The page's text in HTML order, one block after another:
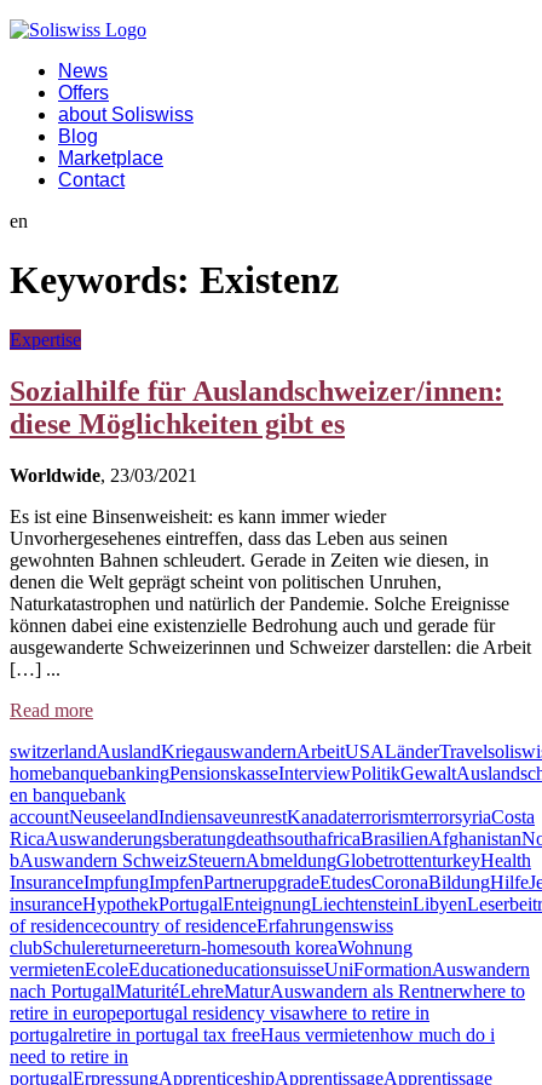
News
Offers
about Soliswiss
Blog
Marketplace
Contact
en
Keywords: Existenz
Expertise
Sozialhilfe für Auslandschweizer/innen:
diese Möglichkeiten gibt es
Worldwide, 23/03/2021
Es ist eine Binsenweisheit: es kann immer wieder
Unvorhergesehenes eintreffen, dass das Leben aus seinen
gewohnten Bahnen schleudert. Gerade in Zeiten wie diesen, in
denen die Welt geprägt scheint von politischen Unruhen,
Naturkatastrophen und natürlich der Pandemie. Solche Ereignisse
können dabei eine existenzielle Bedrohung auch und gerade für
ausgewanderte Schweizerinnen und Schweizer darstellen: die Arbeit
[…] ...
Read more
switzerlandAuslandKriegauswandernArbeitUSALänderTravel
homebanquebankingPensionskasseInterviewPolitikGewalt
en banquebank
accountNeuseelandIndiensaveunrestKanadaterrorismterrorsyriaCosta
RicaAuswanderungsberatungdeathsouthafricaBrasilienAfghanistan
bAuswandern SchweizSteuernAbmeldungGlobetrottenturkeyHealth
InsuranceImpfungImpfenPartnerupgradeEtudesCoronaBildungHilfe
insuranceHypothekPortugalEnteignungLiechtensteinLibyen
of residencecountry of residenceErfahrungenswiss
clubSchulereturneereturn-homesouth koreaWohnung
vermietenEcoleEducationeducationsuisseUniFormationAuswandern
nach PortugalMaturitéLehreMaturAuswandern als Rentnerwhere to
retire in europeportugal residency visawhere to retire in
portugalretire in portugal tax freeHaus vermietenhow much do i
need to retire in
portugalErpressungApprenticeshipApprentissageApprentissage